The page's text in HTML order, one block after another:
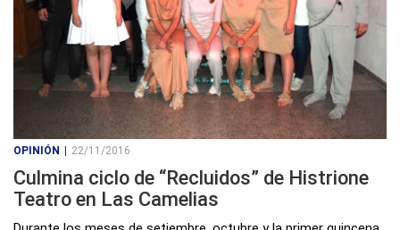
OPINIÓN | 22/11/2016
Culmina ciclo de “Recluidos” de Histrione
Teatro en Las Camelias